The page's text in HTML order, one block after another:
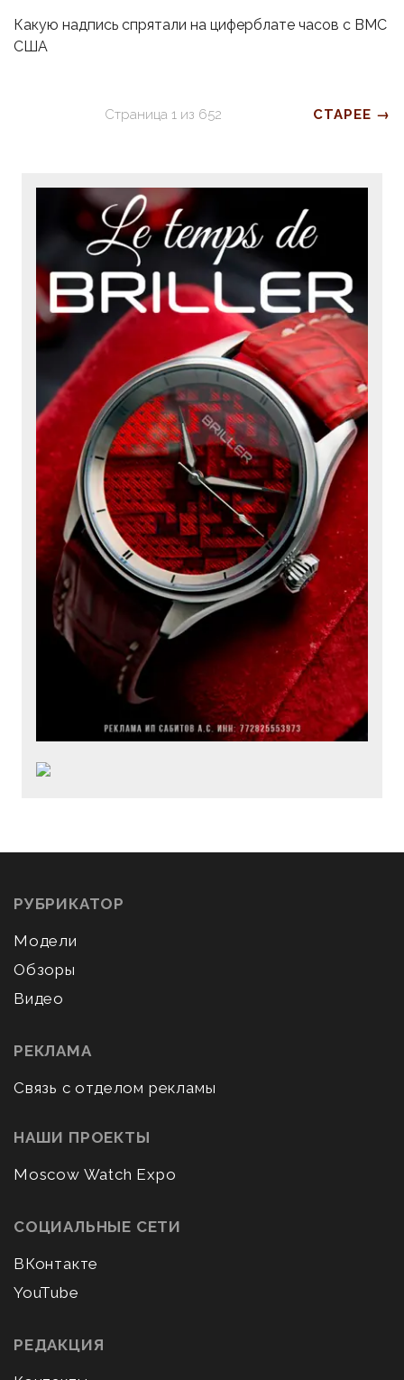
Какую надпись спрятали на циферблате часов с ВМС
США
Страница 1 из 652 СТАРЕЕ →
РУБРИКАТОР
Модели
Обзоры
Видео
РЕКЛАМА
Связь с отделом рекламы
НАШИ ПРОЕКТЫ
Moscow Watch Expo
СОЦИАЛЬНЫЕ СЕТИ
ВКонтакте
YouTube
РЕДАКЦИЯ